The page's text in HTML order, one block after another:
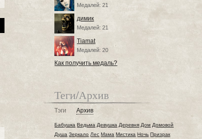
Медалей: 21
димик
Медалей: 21
Tiamat
Медалей: 20
Как получить медаль?
Теги/Архив
Тэги Архив
Бабушка Ведьма Девушка Деревня Дом Домовой
Душа Зеркало Лес Мама Мистика Ночь Призрак